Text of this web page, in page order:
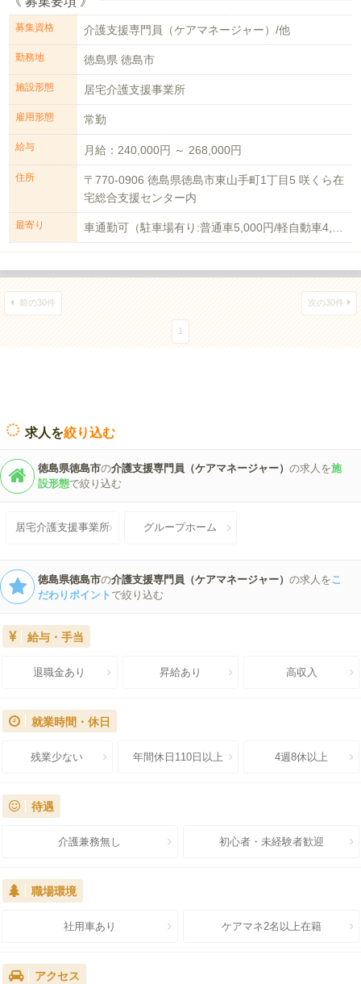
募集資格 介護支援専門員（ケアマネージャー）/他
勤務地 徳島県 徳島市
施設形態 居宅介護支援事業所
雇用形態 常勤
給与 月給：240,000円 ～ 268,000円
住所
〒770-0906 徳島県徳島市東山手町1丁目5 咲くら在
宅総合支援センター内
最寄り
前の30件 次の30件
1
求人を絞り込む
徳島県徳島市の介護支援専門員（ケアマネージャー）の求人を施
設形態で絞り込む
居宅介護支援事業所 グループホーム
徳島県徳島市の介護支援専門員（ケアマネージャー）の求人をこ
だわりポイント で絞り込む
給与・手当
退職金あり 昇給あり 高収入
就業時間・休日
残業少ない 年間休日110日以上 4週8休以上
待遇
介護兼務無し 初心者・未経験者歓迎
職場環境
社用車あり ケアマネ2名以上在籍
アクセス